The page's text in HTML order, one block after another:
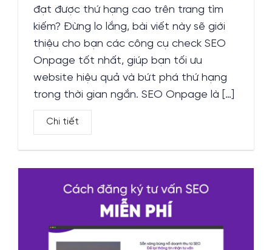
đạt được thứ hạng cao trên trang tìm
kiếm? Đừng lo lắng, bài viết này sẽ giới
thiệu cho bạn các công cụ check SEO
Onpage tốt nhất, giúp bạn tối ưu
website hiệu quả và bứt phá thứ hạng
trong thời gian ngắn. SEO Onpage là […]
Chi tiết